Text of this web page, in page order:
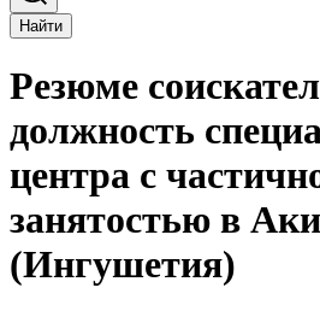
Найти
Резюме
должность
центра с
занятостью в
(Ингушетия)